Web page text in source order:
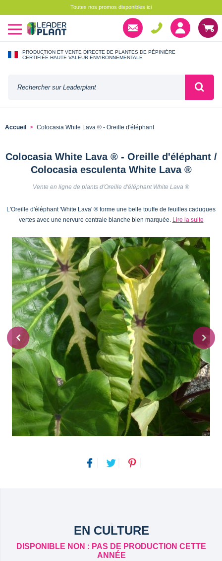
Toutes nos promos disponibles ici
PRODUCTION ET VENTE DIRECTE DE PLANTES DE PÉPINIÈRE
CERTIFIÉE HAUTE VALEUR ENVIRONNEMENTALE
Accueil Colocasia White Lava ® - Oreille d'éléphant
Colocasia White Lava ® - Oreille d'éléphant /
Colocasia esculenta White Lava ®
Vente en ligne de plants d'Oreille d'éléphant White Lava ®
L'Oreille d'éléphant 'White Lava' ® forme une belle touffe de feuilles caduques
vertes avec une nervure centrale blanche bien marquée. Lire la suite
EN CULTURE
DISPONIBLE NON : PAS DE PRODUCTION CETTE
ANNÉE